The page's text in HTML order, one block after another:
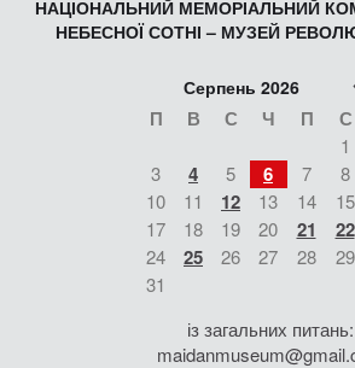
НАЦІОНАЛЬНИЙ МЕМОРІАЛЬНИЙ
НЕБЕСНОЇ СОТНІ – МУЗЕЙ
Серпень 2026
П В С Ч П С
1
3 4 5 6 7 8
10
11 12 13 14 15
17
18 19 20 21 22
24
25 26 27 28 29
31
із загальних питань: